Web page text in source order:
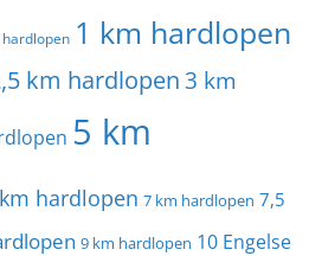
hardlopen 1 km hardlopen
km hardlopen 3 km
5 km
hardlopen 7 km hardlopen 7,5
9 km hardlopen 10 Engelse